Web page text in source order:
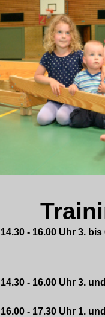
14.30 - 16.00 Uhr 3.
14.30 - 16.00 Uhr 3.
16.00 - 17.30 Uhr 1.